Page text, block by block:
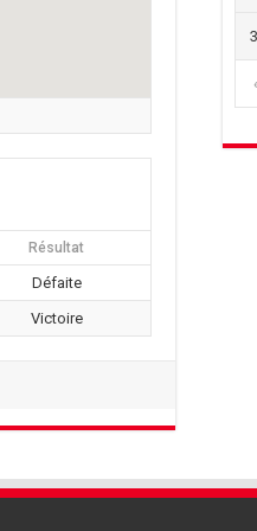
Résultat
Défaite
Victoire